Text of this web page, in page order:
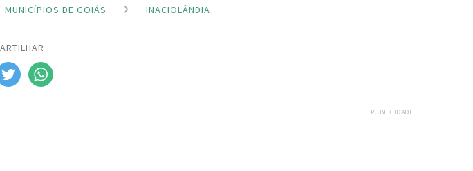
MUNICÍPIOS DE GOIÁS INACIOLÂNDIA
PUBLICIDADE